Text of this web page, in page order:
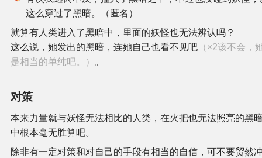
这么穿过了黑暗。（匿名）
就算有人类进入了黑暗中，里面的妖怪也无法辨认吗？
这么说，她发出的黑暗，连她自己也看不见吧 （×2该不会，
是相当的单纯吧。）
。
对策
本来力量就与妖怪无法相比的人类，在火把也无法照亮的黑
中根本毫无胜算吧。
除非有一定对策和对自己的手段有相当的自信，可不要贸然